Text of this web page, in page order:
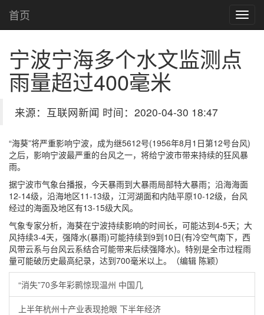
首页
宁波宁海多个水文监测点
雨量超过400毫米
来源：互联网新闻 时间：2020-04-30 18:47
“海葵”将严重影响宁波，成为继5612号(1956年8月1日第12号台风)
之后，影响宁波最严重的台风之一，将给宁波市带来持续的狂风暴
雨。
据宁波市气象台播报，今天暴雨到大暴雨局部特大暴雨；沿海海面
12-14级，沿海地区11-13级，江河湖面和内陆平原10-12级，台风
经过的海面及地区有13-15级大风。
气象专家分析，海葵在宁波持续影响的时间长，可能达到4-5天；大
风持续3-4天，强降水(暴雨)可能持续到9到10日(有冷空气南下，西
风带云系与台风云系结合可能带来后续强降水)。特别是全市过程雨
量可能破历史最高纪录，达到700毫米以上。（编辑 陈颖）
“消失”70多年彩鹮惊现温州 中国几
上半年杭州十产业表现抢眼 下半年经济